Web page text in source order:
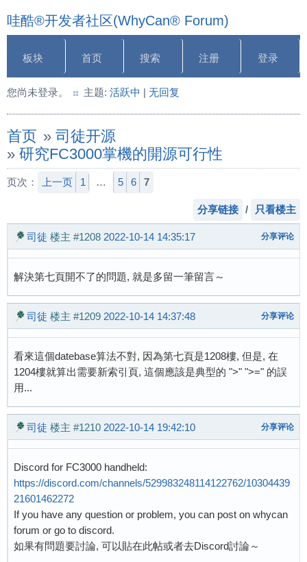
哇酷®开发者社区(WhyCan® Forum)
板块 首页 搜索 注册 登录
您尚未登录。 主题: 活跃中 | 无回复
首页 » 司徒开源
» 研究FC3000掌機的開源可行性
页次： 上一页 1 … 5 6 7
分享链接 / 只看楼主
司徒 楼主 #1208 2022-10-14 14:35:17 分享评论
解決第七頁開不了的問題, 就是多留一筆留言～
司徒 楼主 #1209 2022-10-14 14:37:48 分享评论
看來這個datebase算法不對, 因為第七頁是1208樓, 但是, 在
1204樓就算出需要新索引頁, 這個應該是典型的 ">" ">=" 的誤
用...
司徒 楼主 #1210 2022-10-14 19:42:10 分享评论
Discord for FC3000 handheld:
https://discord.com/channels/529983248114122762/10304439
21601462272
If you have any question or problem, you can post on whycan
forum or go to discord.
如果有問題要討論, 可以貼在此帖或者去Discord討論～